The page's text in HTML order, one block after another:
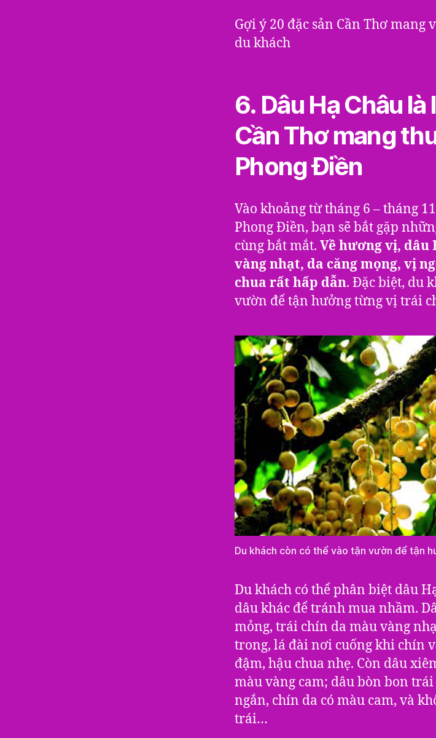
Gợi ý 20 đặc sản Cần Thơ mang
du khách
6. Dâu Hạ Châu
Cần Thơ mang
Phong Điền
Vào khoảng từ tháng 6 – tháng
Phong Điền, bạn sẽ bắt gặp
cùng bắt mắt. Về hương vị, dâu
vàng nhạt, da căng mọng, vị
chua rất hấp dẫn. Đặc biệt, du
vườn để tận hưởng từng vị trái
Du khách còn có thể vào tận vườn để tận
Du khách có thể phân biệt dâu
dâu khác để tránh mua nhầm.
mỏng, trái chín da màu vàng
trong, lá đài nơi cuống khi chín
đậm, hậu chua nhẹ. Còn dâu
màu vàng cam; dâu bòn bon
ngắn, chín da có màu cam, và
trái…